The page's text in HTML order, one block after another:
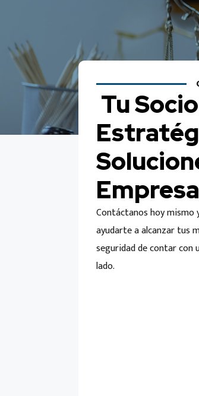
Tu Socio
Contáctanos hoy mismo
ayudarte a alcanzar tus
seguridad de contar con
lado.